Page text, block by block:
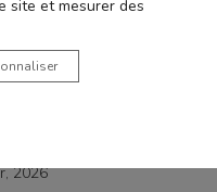
le réseau
réaffirme son
2026
site et mesurer des